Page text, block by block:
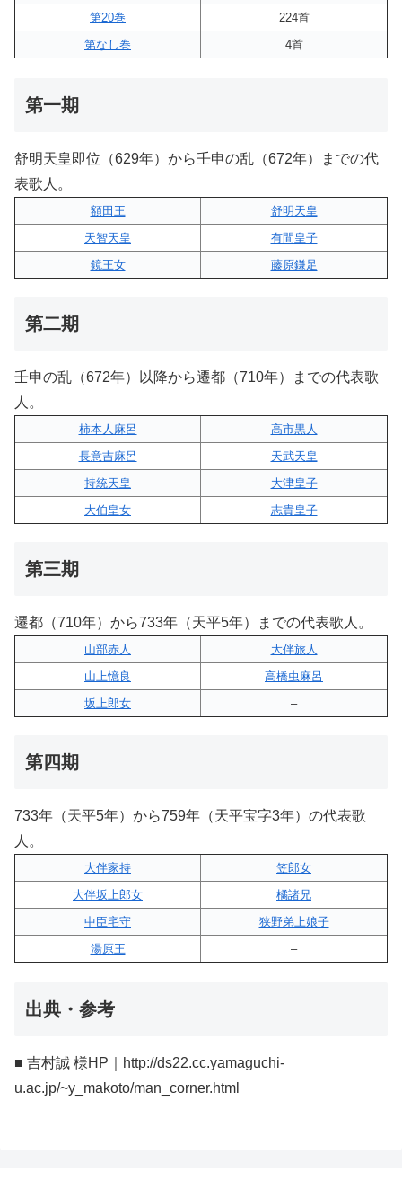
第20巻
224首
第なし巻
4首
第一期
舒明天皇即位（629年）から壬申の乱（672年）までの代
表歌人。
額田王
舒明天皇
天智天皇
有間皇子
鏡王女
藤原鎌足
第二期
壬申の乱（672年）以降から遷都（710年）までの代表歌
人。
柿本人麻呂
高市黒人
長意吉麻呂
天武天皇
持統天皇
大津皇子
大伯皇女
志貴皇子
第三期
遷都（710年）から733年（天平5年）までの代表歌人。
山部赤人
大伴旅人
山上憶良
高橋虫麻呂
坂上郎女
–
第四期
733年（天平5年）から759年（天平宝字3年）の代表歌
人。
大伴家持
笠郎女
大伴坂上郎女
橘諸兄
中臣宅守
狭野弟上娘子
湯原王
–
出典・参考
■ 吉村誠 様HP｜http://ds22.cc.yamaguchi-
u.ac.jp/~y_makoto/man_corner.html